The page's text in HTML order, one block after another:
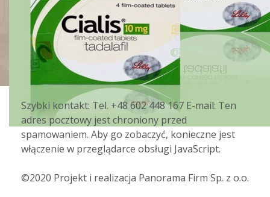
W naszej placówce w Chełmie
doradzamy dyskretnie i profesjonalnie.
Szybki kontakt: Tel. +48 602 448 167 E-mail: Ten
adres pocztowy jest chroniony przed
spamowaniem. Aby go zobaczyć, konieczne jest
włączenie w przeglądarce obsługi JavaScript.
©2020 Projekt i realizacja Panorama Firm Sp. z o.o.